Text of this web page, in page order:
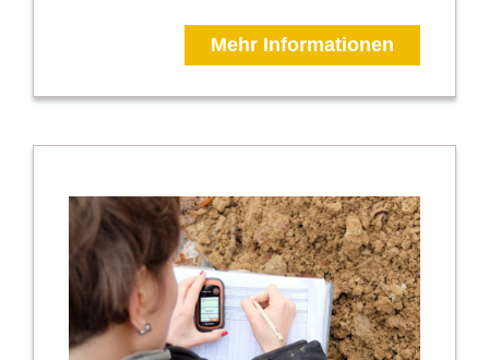
Mehr Informationen